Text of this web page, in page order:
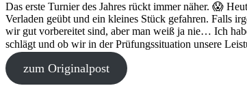
Das erste Turnier des Jahres rückt immer näher. 😱
Verladen geübt und ein kleines Stück gefahren. Falls
wir gut vorbereitet sind, aber man weiß ja nie… Ich
schlägt und ob wir in der Prüfungssituation unsere
zum Originalpost